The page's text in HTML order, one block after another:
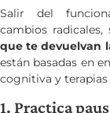
Salir del
cambios radicales,
que te devuelvan
están basadas en
cognitiva y
1. Practica